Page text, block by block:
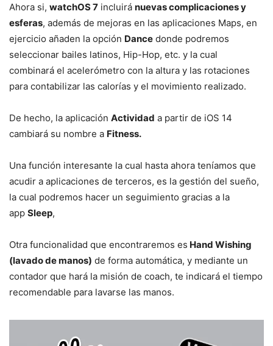
Ahora si, watchOS 7 incluirá nuevas complicaciones y
esferas, además de mejoras en las aplicaciones Maps, en
ejercicio añaden la opción Dance donde podremos
seleccionar bailes latinos, Hip-Hop, etc. y la cual
combinará el acelerómetro con la altura y las rotaciones
para contabilizar las calorías y el movimiento realizado.
De hecho, la aplicación Actividad a partir de iOS 14
cambiará su nombre a Fitness.
Una función interesante la cual hasta ahora teníamos que
acudir a aplicaciones de terceros, es la gestión del sueño,
la cual podremos hacer un seguimiento gracias a la
app Sleep,
Otra funcionalidad que encontraremos es Hand Wishing
(lavado de manos) de forma automática, y mediante un
contador que hará la misión de coach, te indicará el tiempo
recomendable para lavarse las manos.